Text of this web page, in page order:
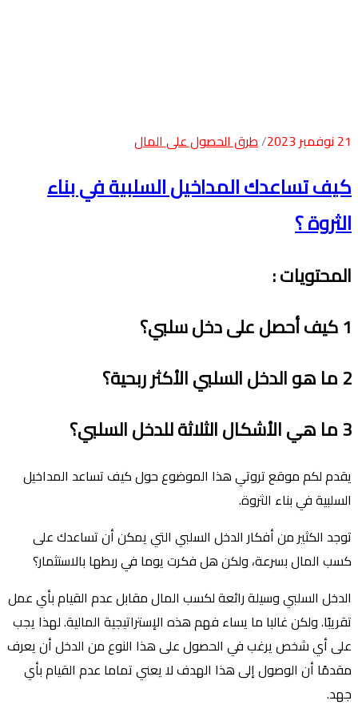
21 نوفمبر 2023 طرق الحصول على المال
كيف تساعدك المداخيل السلبية في بناء
الثروة ؟
المحتويات :
1 كيف أحصل على دخل سلبي؟
2 ما هو الدخل السلبي الأكثر ربحية؟
3 ما هي الأشكال الثلاثة للدخل السلبي؟
يقدم لكم موقع تروتي هذا الموضوع حول كيف تساعد المداخيل
السلبية في بناء الثروة.
توجد الكثير من أفكار الدخل السلبي التي يمكن أن تساعدك على
كسب المال بسرعة، ولكن هل فكرت يوما في ربطها بالاستثمار؟
الدخل السلبي وسيلة رائعة لكسب المال مقابل عدم القيام بأي عمل
تقريبًا. ولكن غالبا ما يساء فهم هذه الإستراتيجية المالية. لهذا يجب
على أي شخص يرغب في الحصول على هذا النوع من الدخل أن يعرف
مقدمًا أن الوصول إلى هذا الهدف لا يعني تماما عدم القيام بأي
جهد.